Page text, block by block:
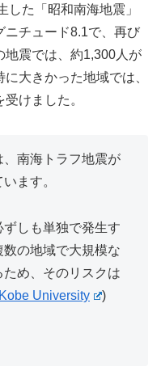
した「昭和南海地震」
ニチュード8.1で、再び
地震では、約1,300人が
大きかった地域では、
けました。
南海トラフ地震が
ます。
しも単独で発生す
の地域で大規模な
め、そのリスクは
Kobe University
)